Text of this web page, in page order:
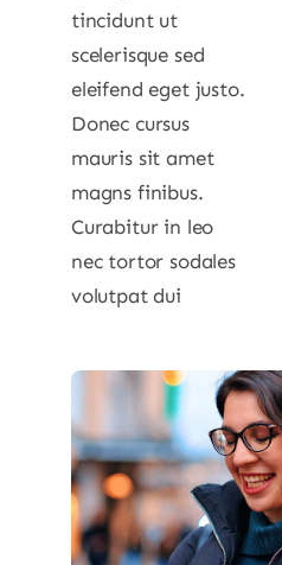
tincidunt ut
scelerisque sed
eleifend eget justo.
Donec cursus
mauris sit amet
magns finibus.
Curabitur in leo
nec tortor sodales
volutpat dui
dapibus. Varius
neque quis
pharetra ac
pretium nisl
interdum. Duis
eget nunc in ex
blandit feugiat et